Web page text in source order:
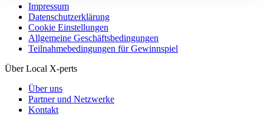
Impressum
Datenschutzerklärung
Cookie Einstellungen
Allgemeine Geschäftsbedingungen
Teilnahmebedingungen für Gewinnspiel
Über Local X-perts
Über uns
Partner und Netzwerke
Kontakt